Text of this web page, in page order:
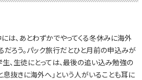
、あとわずかでやってくる冬休みに海外
ろう。パック旅行だとひと月前の申込みが
、生徒にとっては、最後の追い込み勉強の
息抜きに海外へ」という人がいることも耳に